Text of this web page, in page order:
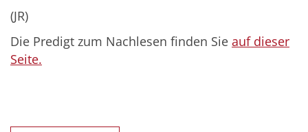
(JR)
Die Predigt zum Nachlesen finden Sie auf dieser
Seite.